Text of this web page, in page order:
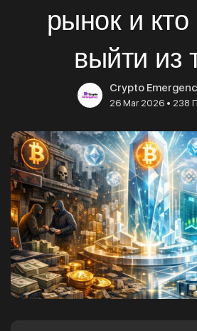
рынок и
выйти из
Crypto
26 Mar 2026 • 238